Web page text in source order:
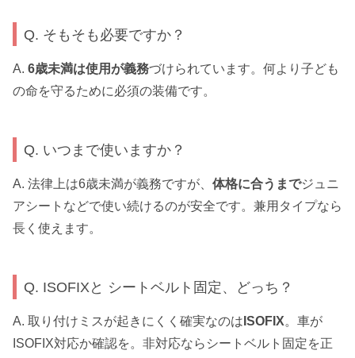
Q. そもそも必要ですか？
A. 6歳未満は使用が義務づけられています。何より子ども
の命を守るために必須の装備です。
Q. いつまで使いますか？
A. 法律上は6歳未満が義務ですが、 体格に合うまでジュニ
アシートなどで使い続けるのが安全です。兼用タイプなら
長く使えます。
Q. ISOFIXと シートベルト固定、どっち？
A. 取り付けミスが起きにくく確実なのは ISOFIX。車が
ISOFIX対応か確認を。非対応ならシートベルト固定を正